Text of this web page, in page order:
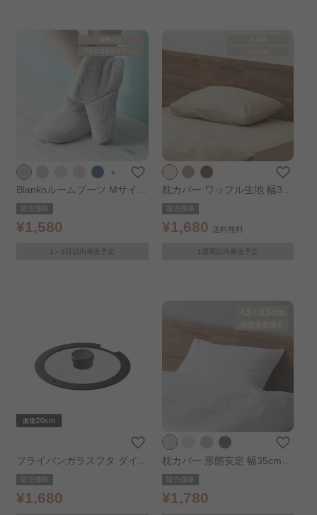
＋
Blankoルームブーツ Mサイズ
シルバーグレー
販売価格
¥1,580
1～3日以内発送予定
枕カバー ワッフル生地 幅35c
m アイボリー
販売価格
¥1,680 送料無料
1週間以内発送予定
フライパンガラスフタ ダイヤ
販売価格
¥1,680
枕カバー 形態安定 幅35cm
ホワイト
販売価格
¥1,780